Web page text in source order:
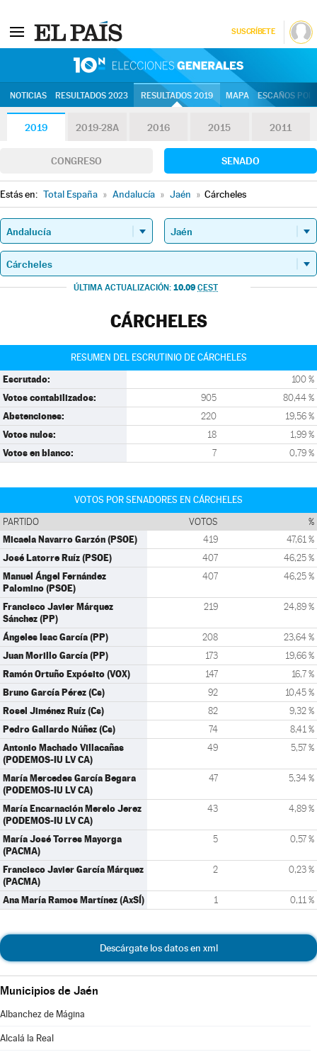
SUSCRÍBETE
NOTICIAS RESULTADOS 2023 RESULTADOS 2019 MAPA ESCAÑOS
2019 2019-28A 2016 2015 2011
CONGRESO SENADO
Estás en: Total España » Andalucía » Jaén » Cárcheles
ÚLTIMA ACTUALIZACIÓN: 10.09 CEST
CÁRCHELES
RESUMEN DEL ESCRUTINIO DE CÁRCHELES
Escrutado: 100 %
Votos contabilizados: 905 80,44 %
Abstenciones: 220 19,56 %
Votos nulos: 18 1,99 %
Votos en blanco: 7 0,79 %
VOTOS POR SENADORES EN CÁRCHELES
PARTIDO VOTOS %
Micaela Navarro Garzón (PSOE) 419 47,61 %
José Latorre Ruíz (PSOE) 407 46,25 %
Manuel Ángel Fernández
Palomino (PSOE)
407 46,25 %
Francisco Javier Márquez
Sánchez (PP)
219 24,89 %
Ángeles Isac García (PP) 208 23,64 %
Juan Morillo García (PP) 173 19,66 %
Ramón Ortuño Expósito (VOX) 147 16,7 %
Bruno García Pérez (Cs) 92 10,45 %
Rosel Jiménez Ruíz (Cs) 82 9,32 %
Pedro Gallardo Núñez (Cs) 74 8,41 %
Antonio Machado Villacañas
(PODEMOS-IU LV CA)
49 5,57 %
María Mercedes García Begara
(PODEMOS-IU LV CA)
47 5,34 %
María Encarnación Merelo Jerez
(PODEMOS-IU LV CA)
43 4,89 %
María José Torres Mayorga
(PACMA)
5 0,57 %
Francisco Javier García Márquez
(PACMA)
2 0,23 %
Ana María Ramos Martínez (AxSÍ) 1 0,11 %
Descárgate los datos en xml
Municipios de Jaén
Albanchez de Mágina
Alcalá la Real